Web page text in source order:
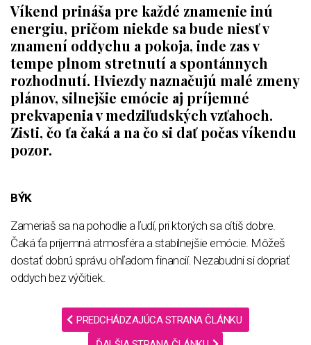
Víkend prináša pre každé znamenie inú
energiu, pričom niekde sa bude niesť v
znamení oddychu a pokoja, inde zas v
tempe plnom stretnutí a spontánnych
rozhodnutí. Hviezdy naznačujú malé zmeny
plánov, silnejšie emócie aj príjemné
prekvapenia v medziľudských vzťahoch.
Zisti, čo ťa čaká a na čo si dať počas víkendu
pozor.
BÝK
Zameriaš sa na pohodlie a ľudí, pri ktorých sa cítiš dobre.
Čaká ťa príjemná atmosféra a stabilnejšie emócie. Môžeš
dostať dobrú správu ohľadom financií. Nezabudni si dopriať
oddych bez výčitiek.
PREDCHÁDZAJÚCA STRANA ČLÁNKU